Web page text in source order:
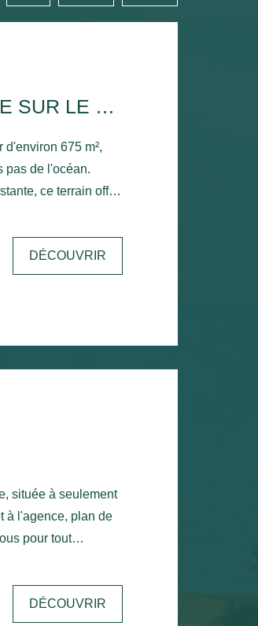
VAUX-SUR-MER ? RARE SUR LE SECTEUR ! 150M OCÉAN
675 m²,
pas de l'océan.
ce terrain offre
projet de
Une
plages et des
DÉCOUVRIR
située à seulement
à l'agence, plan de
DÉCOUVRIR